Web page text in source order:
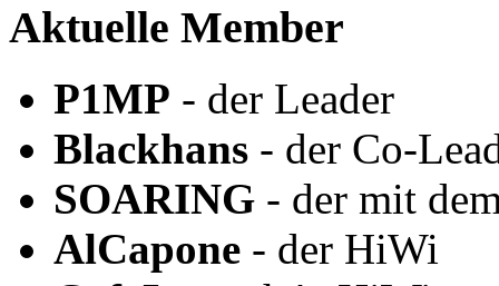
Aktuelle Member
P1MP - der Leader
Blackhans - der Co-
SOARING - der mit
AlCapone - der HiWi